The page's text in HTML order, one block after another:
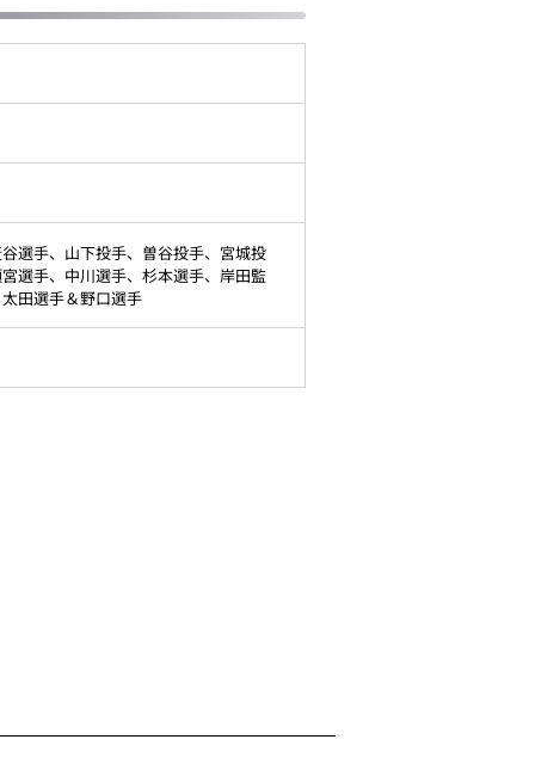
選手、山下投手、曽谷投手、宮城投
選手、中川選手、杉本選手、岸田監
田選手＆野口選手